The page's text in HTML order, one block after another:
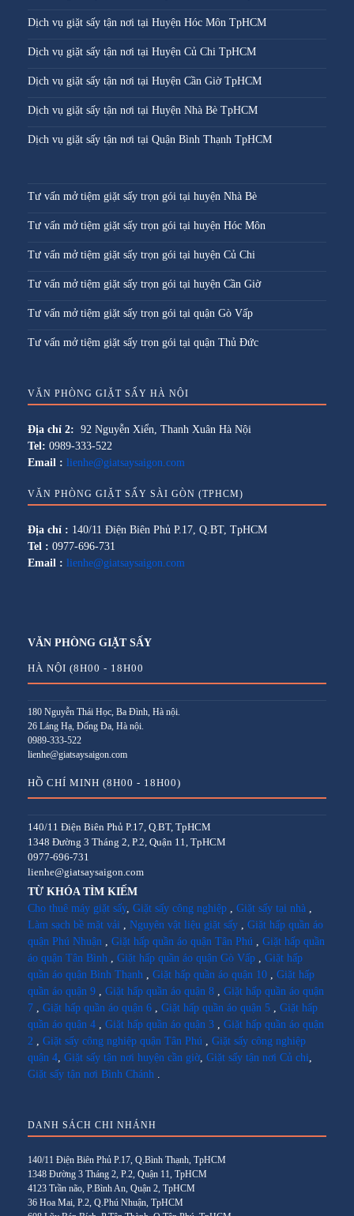
Dịch vụ giặt sấy tận nơi tại Huyện Hóc Môn TpHCM
Dịch vụ giặt sấy tận nơi tại Huyện Củ Chi TpHCM
Dịch vụ giặt sấy tận nơi tại Huyện Cần Giờ TpHCM
Dịch vụ giặt sấy tận nơi tại Huyện Nhà Bè TpHCM
Dịch vụ giặt sấy tận nơi tại Quận Bình Thạnh TpHCM
Tư vấn mở tiệm giặt sấy trọn gói tại huyện Nhà Bè
Tư vấn mở tiệm giặt sấy trọn gói tại huyện Hóc Môn
Tư vấn mở tiệm giặt sấy trọn gói tại huyện Củ Chi
Tư vấn mở tiệm giặt sấy trọn gói tại huyện Cần Giờ
Tư vấn mở tiệm giặt sấy trọn gói tại quận Gò Vấp
Tư vấn mở tiệm giặt sấy trọn gói tại quận Thủ Đức
VĂN PHÒNG GIẶT SẤY HÀ NỘI
Địa chỉ 2: 92 Nguyễn Xiển, Thanh Xuân Hà Nội
Tel: 0989-333-522
Email : lienhe@giatsaysaigon.com
VĂN PHÒNG GIẶT SẤY SÀI GÒN (TPHCM)
Địa chỉ : 140/11 Điện Biên Phủ P.17, Q.BT, TpHCM
Tel : 0977-696-731
Email : lienhe@giatsaysaigon.com
VĂN PHÒNG GIẶT SẤY
HÀ NỘI (8H00 - 18H00
180 Nguyễn Thái Học, Ba Đình, Hà nội.
26 Láng Hạ, Đống Đa, Hà nội.
0989-333-522
lienhe@giatsaysaigon.com
HỒ CHÍ MINH (8H00 - 18H00)
140/11 Điện Biên Phủ P.17, Q.BT, TpHCM
1348 Đường 3 Tháng 2, P.2, Quận 11, TpHCM
0977-696-731
lienhe@giatsaysaigon.com
TỪ KHÓA TÌM KIẾM
Cho thuê máy giặt sấy, Giặt sấy công nghiệp Giặt sấy tại nhà
Làm sạch bề mặt vải
Nguyên vật liệu giặt sấy
Giặt hấp quần áo
quận Phú Nhuận
Giặt hấp quần áo quận Tân Phú
Giặt hấp quần
áo quận Tân Bình
Giặt hấp quần áo quận Gò Vấp
Giặt hấp
quần áo quận Bình Thạnh
Giặt hấp quần áo quận 10
Giặt hấp
quần áo quận 9
Giặt hấp quần áo quận 8
Giặt hấp quần áo quận
7
Giặt hấp quần áo quận 6 Giặt hấp quần áo quận 5
Giặt hấp
quần áo quận 4
Giặt hấp quần áo quận 3
Giặt hấp quần áo quận
2
Giặt sấy công nghiệp quận Tân Phú
Giặt sấy công nghiệp
quận 4 Giặt sấy tận nơi huyện cần giờ, Giặt sấy tận nơi Củ chi
Giặt sấy tận nơi Bình Chánh
DANH SÁCH CHI NHÁNH
140/11 Điện Biên Phủ P.17, Q.Bình Thạnh, TpHCM
1348 Đường 3 Tháng 2, P.2, Quận 11, TpHCM
4123 Trần não, P.Bình An, Quận 2, TpHCM
36 Hoa Mai, P.2, Q.Phú Nhuận, TpHCM